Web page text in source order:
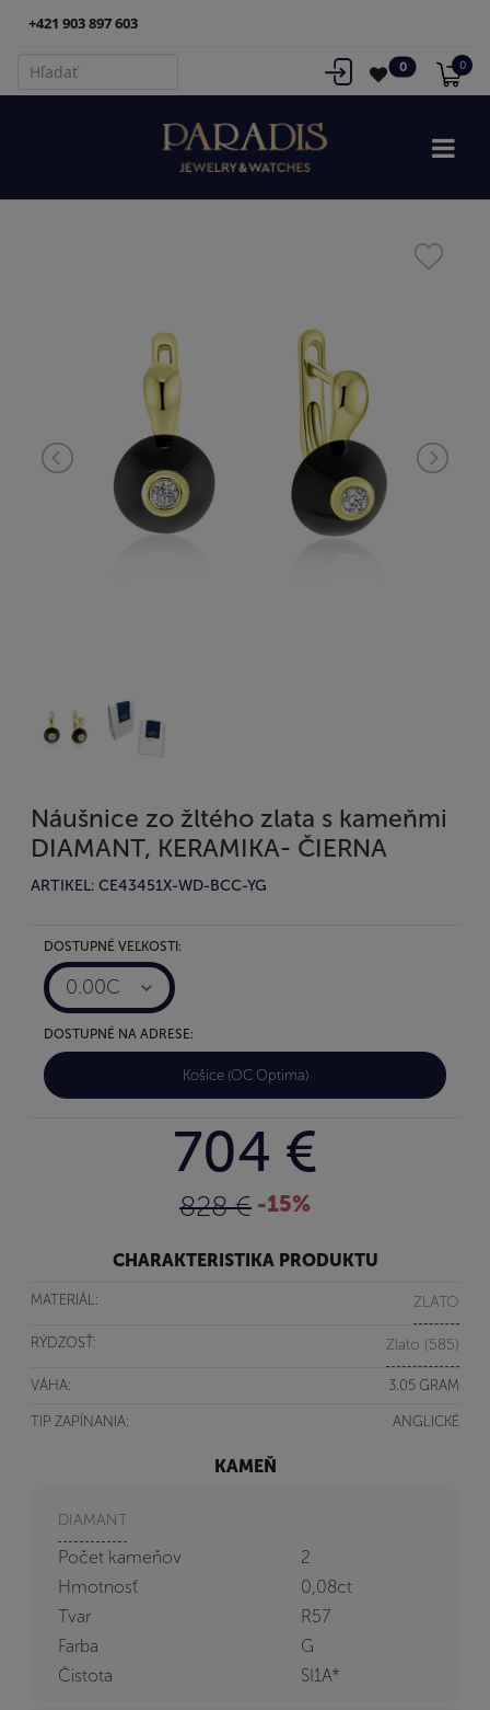
+421 903 897 603
0 0
Náušnice zo žltého zlata s kameňmi
DIAMANT, KERAMIKA- ČIERNA
ARTIKEL: CE43451X-WD-BCC-YG
DOSTUPNÉ VEĽKOSTI:
0.00C
DOSTUPNÉ NA ADRESE:
Košice (OC Optima)
704 €
828 € -15%
CHARAKTERISTIKA PRODUKTU
MATERIÁL: ZLATO
RÝDZOSŤ: Zlato (585)
VÁHA: 3.05 GRAM
TIP ZAPÍNANIA: ANGLICKÉ
KAMEŇ
DIAMANT
Počet kameňov
2
Hmotnosť
0,08ct
Tvar
R57
Farba
G
Čistota
SI1A*